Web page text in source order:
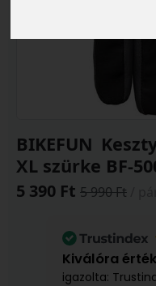
BIKEFUN
XL szürke BF-
5 390 Ft 5 990 Ft
Kiválóra
igazolta: